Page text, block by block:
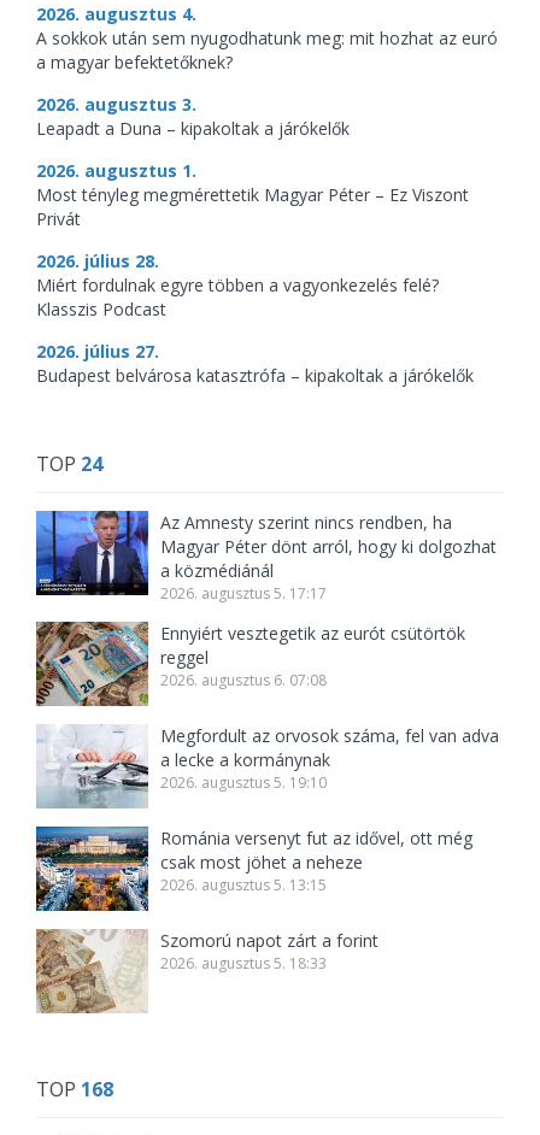
2026. augusztus 4.
A sokkok után sem nyugodhatunk meg: mit hozhat az euró
a magyar befektetőknek?
2026. augusztus 3.
Leapadt a Duna – kipakoltak a járókelők
2026. augusztus 1.
Most tényleg megmérettetik Magyar Péter – Ez Viszont
Privát
2026. július 28.
Miért fordulnak egyre többen a vagyonkezelés felé?
Klasszis Podcast
2026. július 27.
Budapest belvárosa katasztrófa – kipakoltak a járókelők
TOP 24
Az Amnesty szerint nincs rendben, ha
Magyar Péter dönt arról, hogy ki dolgozhat
a közmédiánál
2026. augusztus 5. 17:17
Ennyiért vesztegetik az eurót csütörtök
reggel
2026. augusztus 6. 07:08
Megfordult az orvosok száma, fel van adva
a lecke a kormánynak
2026. augusztus 5. 19:10
Románia versenyt fut az idővel, ott még
csak most jöhet a neheze
2026. augusztus 5. 13:15
Szomorú napot zárt a forint
2026. augusztus 5. 18:33
TOP 168